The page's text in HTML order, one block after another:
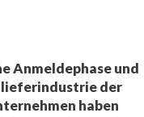
Anmeldephase und
der
haben